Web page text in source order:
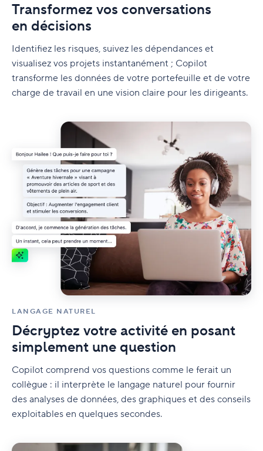
Transformez vos conversations
en décisions
Identifiez les risques, suivez les dépendances et
visualisez vos projets instantanément ; Copilot
transforme les données de votre portefeuille et de votre
charge de travail en une vision claire pour les dirigeants.
LANGAGE NATUREL
Décryptez votre activité en posant
simplement une question
Copilot comprend vos questions comme le ferait un
collègue : il interprète le langage naturel pour fournir
des analyses de données, des graphiques et des conseils
exploitables en quelques secondes.